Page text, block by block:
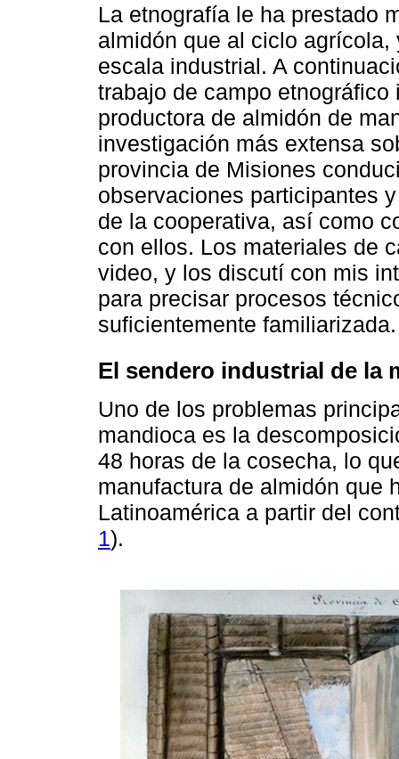
La etnografía le ha prestado
almidón que al ciclo
escala industrial. A
trabajo de campo
productora de almidón de
investigación más extensa
provincia de Misiones
observaciones participantes
de la cooperativa, así como
con ellos. Los materiales de
video, y los discutí con mis
para precisar procesos
suficientemente familiarizada.
El sendero industrial de la
Uno de los problemas
mandioca es la
48 horas de la cosecha, lo
manufactura de almidón que
Latinoamérica a partir del
1).